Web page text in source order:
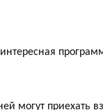
могут